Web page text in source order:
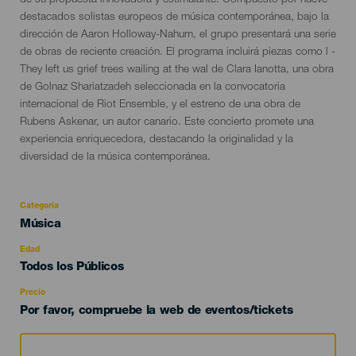
destacados solistas europeos de música contemporánea, bajo la
dirección de Aaron Holloway-Nahum, el grupo presentará una serie
de obras de reciente creación. El programa incluirá piezas como l -
They left us grief trees wailing at the wal de Clara Ianotta, una obra
de Golnaz Shariatzadeh seleccionada en la convocatoria
internacional de Riot Ensemble, y el estreno de una obra de
Rubens Askenar, un autor canario. Este concierto promete una
experiencia enriquecedora, destacando la originalidad y la
diversidad de la música contemporánea.
Categoría
Categoría
evento
Música
Edad
Edad
Todos los Públicos
Precio
Por favor, compruebe la web de eventos/tickets